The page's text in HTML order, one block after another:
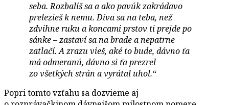
seba. Rozbalíš sa a ako pavúk zakrádavo
prelezieš k nemu. Díva sa na teba, než
zdvihne ruku a koncami prstov ti prejde po
sánke – zastaví sa na brade a nepatrne
zatlačí. A zrazu vieš, aké to bude, dávno ťa
má odmeranú, dávno si ťa prezrel
zo všetkých strán a vyrátal uhol.“
Popri tomto vzťahu sa dozvieme aj